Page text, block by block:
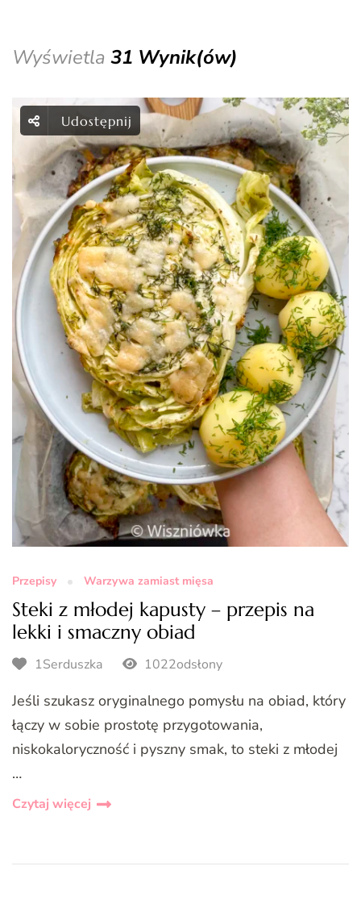
Wyświetla 31 Wynik(ów)
Udostępnij
Przepisy Warzywa zamiast mięsa
Steki z młodej kapusty – przepis na
lekki i smaczny obiad
1Serduszka 1022odsłony
Jeśli szukasz oryginalnego pomysłu na obiad, który
łączy w sobie prostotę przygotowania,
niskokaloryczność i pyszny smak, to steki z młodej
…
Czytaj więcej